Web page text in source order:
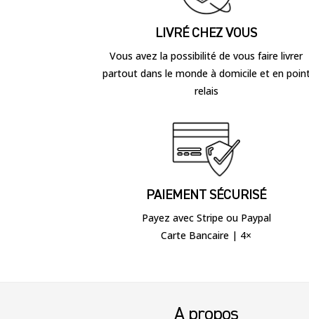
LIVRÉ CHEZ VOUS
Vous avez la possibilité de vous faire livrer
partout dans le monde à domicile et en
relais
PAIEMENT SÉCURISÉ
Payez avec Stripe ou Paypal
Carte Bancaire | 4×
A propos